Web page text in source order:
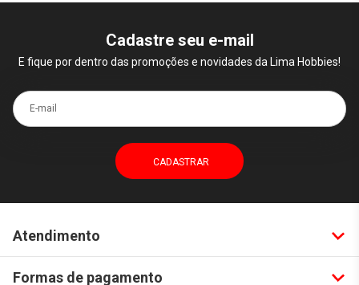
Cadastre seu e-mail
E fique por dentro das promoções e novidades da Lima Hobbies!
E-mail
Atendimento
Formas de pagamento